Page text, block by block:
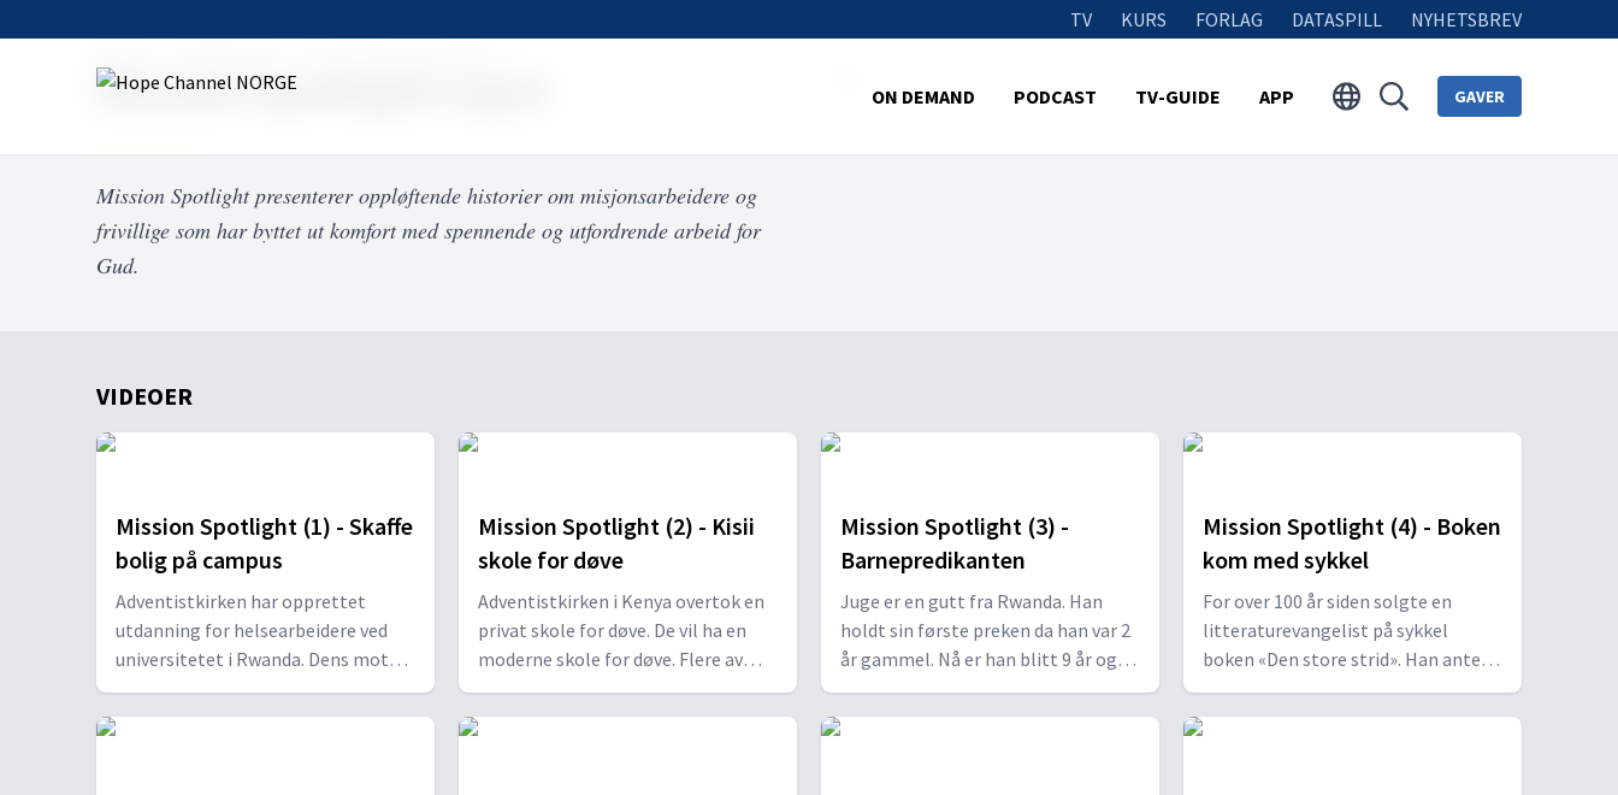
TV KURS FORLAG DATASPILL NYHETSBREV
ON DEMAND PODCAST TV-GUIDE APP GAVER
Mission Spotlight 1Q23
Mission Spotlight presenterer oppløftende historier om misjonsarbeidere og
frivillige som har byttet ut komfort med spennende og utfordrende arbeid for
Gud.
VIDEOER
Mission Spotlight (1) - Skaffe
bolig på campus
Adventistkirken har opprettet
utdanning for helsearbeidere ved
universitetet i Rwanda. Dens motto
er «Forkynne - undervise - helbrede».
Det er behov for boliger for staben
Mission Spotlight (2) - Kisii
skole for døve
Adventistkirken i Kenya overtok en
privat skole for døve. De vil ha en
moderne skole for døve. Flere av
elevene har vært ignorert av
familien og gjemt vekk hjemme.
Mission Spotlight (3) -
Barnepredikanten
Juge er en gutt fra Rwanda. Han
holdt sin første preken da han var 2
år gammel. Nå er han blitt 9 år og
elsker fortsatt å forkynne
evangeliet om Jesus. Også andre
Mission Spotlight (4) - Boken
kom med sykkel
For over 100 år siden solgte en
litteraturevangelist på sykkel
boken «Den store strid». Han ante
neppe at hans bøker ville bære frukt
i form av over 100 pastorer, lærere